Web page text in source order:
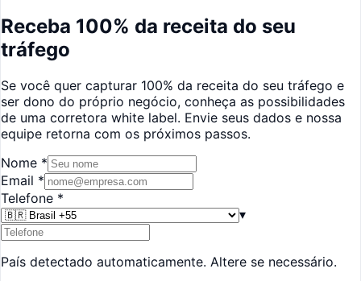
Receba 100% da receita do seu
tráfego
Se você quer capturar 100% da receita do seu tráfego e
ser dono do próprio negócio, conheça as possibilidades
de uma corretora white label. Envie seus dados e nossa
equipe retorna com os próximos passos.
Nome *
Email *
Telefone *
▾
País detectado automaticamente. Altere se necessário.